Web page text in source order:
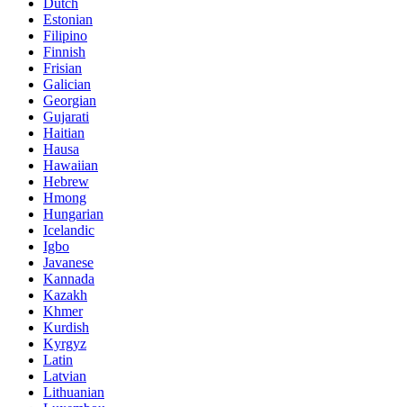
Dutch
Estonian
Filipino
Finnish
Frisian
Galician
Georgian
Gujarati
Haitian
Hausa
Hawaiian
Hebrew
Hmong
Hungarian
Icelandic
Igbo
Javanese
Kannada
Kazakh
Khmer
Kurdish
Kyrgyz
Latin
Latvian
Lithuanian